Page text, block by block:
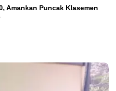
Amankan Puncak Klasemen